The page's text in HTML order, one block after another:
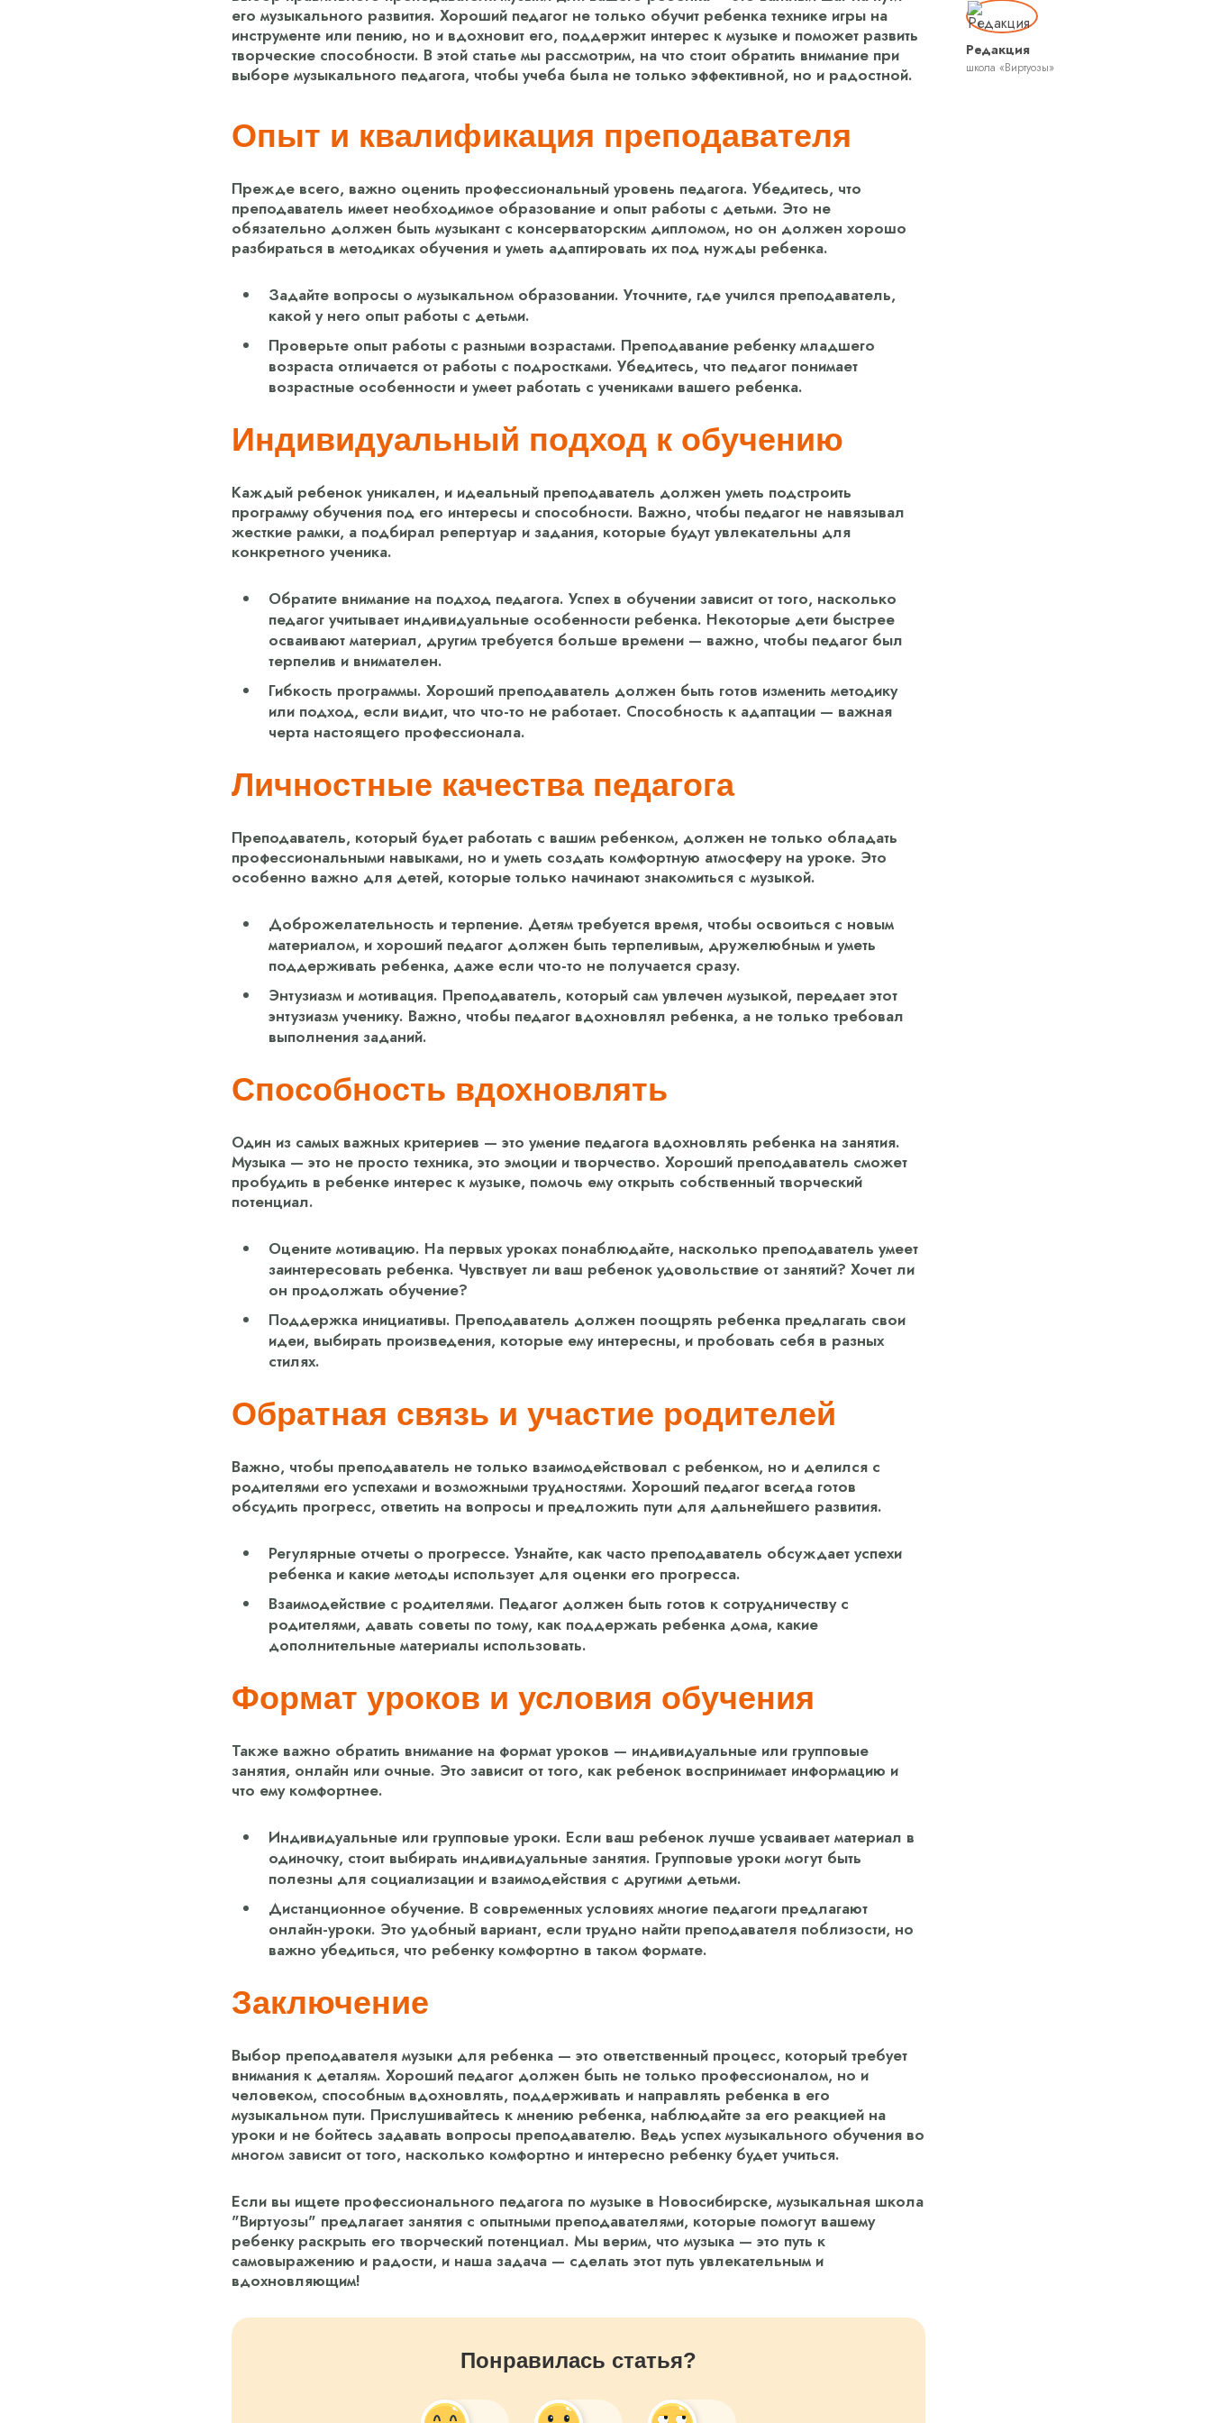
его музыкального развития. Хороший педагог не только обучит ребенка технике игры на
инструменте или пению, но и вдохновит его, поддержит интерес к музыке и поможет развить
творческие способности. В этой статье мы рассмотрим, на что стоит обратить внимание при
выборе музыкального педагога, чтобы учеба была не только эффективной, но и радостной.
Опыт и квалификация преподавателя
Прежде всего, важно оценить профессиональный уровень педагога. Убедитесь, что
преподаватель имеет необходимое образование и опыт работы с детьми. Это не
обязательно должен быть музыкант с консерваторским дипломом, но он должен хорошо
разбираться в методиках обучения и уметь адаптировать их под нужды ребенка.
Задайте вопросы о музыкальном образовании. Уточните, где учился преподаватель,
какой у него опыт работы с детьми.
Проверьте опыт работы с разными возрастами. Преподавание ребенку младшего
возраста отличается от работы с подростками. Убедитесь, что педагог понимает
возрастные особенности и умеет работать с учениками вашего ребенка.
Индивидуальный подход к обучению
Каждый ребенок уникален, и идеальный преподаватель должен уметь подстроить
программу обучения под его интересы и способности. Важно, чтобы педагог не навязывал
жесткие рамки, а подбирал репертуар и задания, которые будут увлекательны для
конкретного ученика.
Обратите внимание на подход педагога. Успех в обучении зависит от того, насколько
педагог учитывает индивидуальные особенности ребенка. Некоторые дети быстрее
осваивают материал, другим требуется больше времени — важно, чтобы педагог был
терпелив и внимателен.
Гибкость программы. Хороший преподаватель должен быть готов изменить методику
или подход, если видит, что что-то не работает. Способность к адаптации — важная
черта настоящего профессионала.
Личностные качества педагога
Преподаватель, который будет работать с вашим ребенком, должен не только обладать
профессиональными навыками, но и уметь создать комфортную атмосферу на уроке. Это
особенно важно для детей, которые только начинают знакомиться с музыкой.
Доброжелательность и терпение. Детям требуется время, чтобы освоиться с новым
материалом, и хороший педагог должен быть терпеливым, дружелюбным и уметь
поддерживать ребенка, даже если что-то не получается сразу.
Энтузиазм и мотивация. Преподаватель, который сам увлечен музыкой, передает этот
энтузиазм ученику. Важно, чтобы педагог вдохновлял ребенка, а не только требовал
выполнения заданий.
Способность вдохновлять
Один из самых важных критериев — это умение педагога вдохновлять ребенка на занятия.
Музыка — это не просто техника, это эмоции и творчество. Хороший преподаватель сможет
пробудить в ребенке интерес к музыке, помочь ему открыть собственный творческий
потенциал.
Оцените мотивацию. На первых уроках понаблюдайте, насколько преподаватель умеет
заинтересовать ребенка. Чувствует ли ваш ребенок удовольствие от занятий? Хочет ли
он продолжать обучение?
Поддержка инициативы. Преподаватель должен поощрять ребенка предлагать свои
идеи, выбирать произведения, которые ему интересны, и пробовать себя в разных
стилях.
Обратная связь и участие родителей
Важно, чтобы преподаватель не только взаимодействовал с ребенком, но и делился с
родителями его успехами и возможными трудностями. Хороший педагог всегда готов
обсудить прогресс, ответить на вопросы и предложить пути для дальнейшего развития.
Регулярные отчеты о прогрессе. Узнайте, как часто преподаватель обсуждает успехи
ребенка и какие методы использует для оценки его прогресса.
Взаимодействие с родителями. Педагог должен быть готов к сотрудничеству с
родителями, давать советы по тому, как поддержать ребенка дома, какие
дополнительные материалы использовать.
Формат уроков и условия обучения
Также важно обратить внимание на формат уроков — индивидуальные или групповые
занятия, онлайн или очные. Это зависит от того, как ребенок воспринимает информацию и
что ему комфортнее.
Индивидуальные или групповые уроки. Если ваш ребенок лучше усваивает материал в
одиночку, стоит выбирать индивидуальные занятия. Групповые уроки могут быть
полезны для социализации и взаимодействия с другими детьми.
Дистанционное обучение. В современных условиях многие педагоги предлагают
онлайн-уроки. Это удобный вариант, если трудно найти преподавателя поблизости, но
важно убедиться, что ребенку комфортно в таком формате.
Заключение
Выбор преподавателя музыки для ребенка — это ответственный процесс, который требует
внимания к деталям. Хороший педагог должен быть не только профессионалом, но и
человеком, способным вдохновлять, поддерживать и направлять ребенка в его
музыкальном пути. Прислушивайтесь к мнению ребенка, наблюдайте за его реакцией на
уроки и не бойтесь задавать вопросы преподавателю. Ведь успех музыкального обучения во
многом зависит от того, насколько комфортно и интересно ребенку будет учиться.
Если вы ищете профессионального педагога по музыке в Новосибирске, музыкальная школа
"Виртуозы" предлагает занятия с опытными преподавателями, которые помогут вашему
ребенку раскрыть его творческий потенциал. Мы верим, что музыка — это путь к
самовыражению и радости, и наша задача — сделать этот путь увлекательным и
вдохновляющим!
Понравилась статья?
Редакция
школа «Виртуозы»